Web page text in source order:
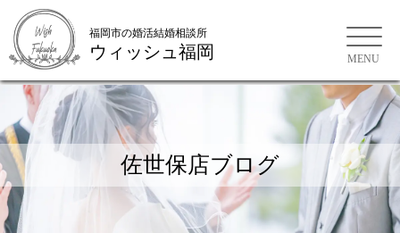
福岡市の婚活結婚相談所
福岡市の婚活結婚相談所
ウィッシュ福岡
佐世保店ブログ